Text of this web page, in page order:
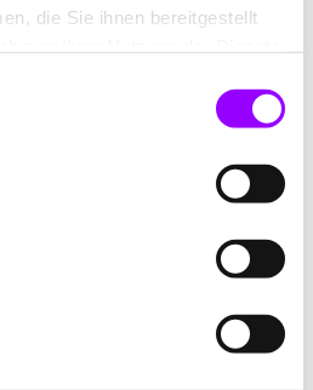
die Sie ihnen bereitgestellt